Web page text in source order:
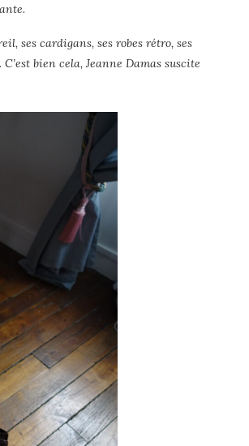
ses cardigans, ses robes rétro, ses
bien cela, Jeanne Damas suscite